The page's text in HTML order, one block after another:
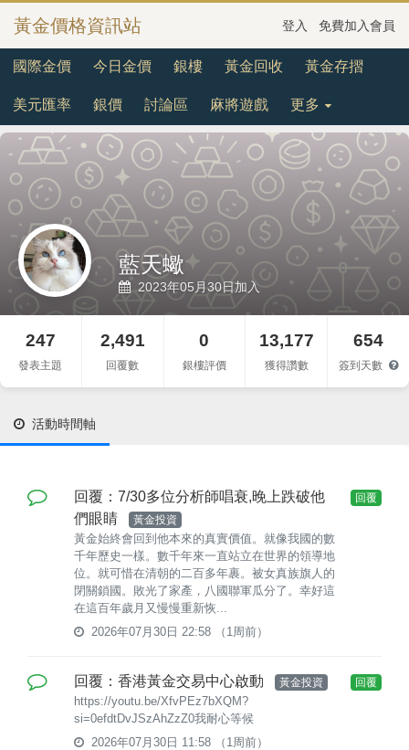
黃金價格資訊站 登入 免費加入會員
國際金價 今日金價 銀樓 黃金回收 黃金存摺
美元匯率 銀價 討論區 麻將遊戲 更多
藍天蠍
2023年05月30日加入
247
發表主題
2,491
回覆數
0
銀樓評價
13,177
獲得讚數
654
簽到天數
活動時間軸
回覆：7/30多位分析師唱衰,晚上跌破他
們眼睛
黃金投資
黃金始終會回到他本來的真實價值。就像我國的數
千年歷史一樣。數千年來一直站立在世界的領導地
位。就可惜在清朝的二百多年裹。被女真族旗人的
閉關鎖國。敗光了家產，八國聯軍瓜分了。幸好這
在這百年歲月又慢慢重新恢...
2026年07月30日 22:58
（1周前）
回覆
回覆：香港黃金交易中心啟動 黃金投資
https://youtu.be/XfvPEz7bXQM?
si=0efdtDvJSzAhZzZ0我耐心等候
2026年07月30日 11:58
（1周前）
回覆